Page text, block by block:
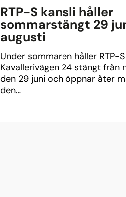
RTP-S kansli håller
sommarstängt 29
augusti
Under sommaren håller RTP-
Kavallerivägen 24 stängt från
den 29 juni och öppnar åter
den…